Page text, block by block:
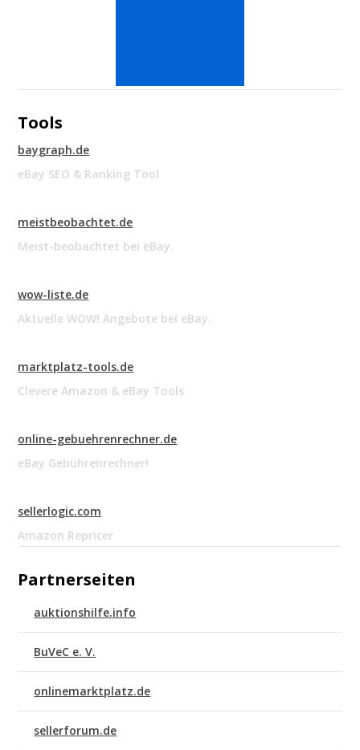
Tools
baygraph.de
eBay SEO & Ranking Tool
meistbeobachtet.de
Meist-beobachtet bei eBay.
wow-liste.de
Aktuelle WOW! Angebote bei eBay.
marktplatz-tools.de
Clevere Amazon & eBay Tools
online-gebuehrenrechner.de
eBay Gebührenrechner!
sellerlogic.com
Amazon Repricer
Partnerseiten
auktionshilfe.info
BuVeC e. V.
onlinemarktplatz.de
sellerforum.de